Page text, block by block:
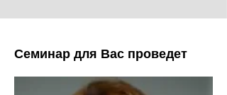
Семинар для Вас проведет